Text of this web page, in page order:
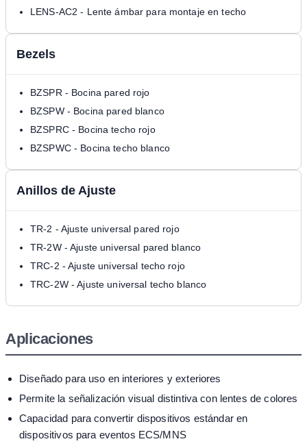
LENS-AC2 - Lente ámbar para montaje en techo
Bezels
BZSPR - Bocina pared rojo
BZSPW - Bocina pared blanco
BZSPRC - Bocina techo rojo
BZSPWC - Bocina techo blanco
Anillos de Ajuste
TR-2 - Ajuste universal pared rojo
TR-2W - Ajuste universal pared blanco
TRC-2 - Ajuste universal techo rojo
TRC-2W - Ajuste universal techo blanco
Aplicaciones
Diseñado para uso en interiores y exteriores
Permite la señalización visual distintiva con lentes de colores
Capacidad para convertir dispositivos estándar en
dispositivos para eventos ECS/MNS